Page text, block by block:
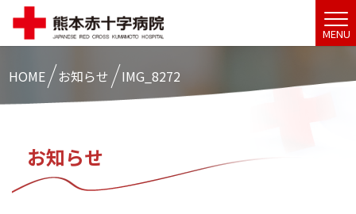
MENU
HOME お知らせ IMG_8272
お知らせ